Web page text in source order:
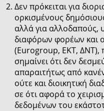
Δεν πρόκειται για
ορκισμένους
αλλά για αλλοδαπούς,
διαφόρων φορέων και
(Eurogroup, ΕΚΤ, ΔΝΤ),
σημαίνει ότι δεν
απαραιτήτως από
ούτε και διοικητική
σε ότι αφορά το
δεδομένων του